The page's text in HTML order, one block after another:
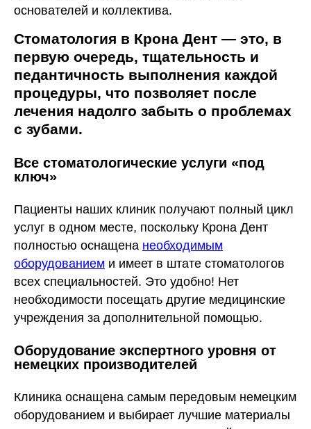
основателей и коллектива.
Стоматология в Крона Дент — это, в
первую очередь, тщательность и
педантичность выполнения каждой
процедуры, что позволяет после
лечения надолго забыть о проблемах
с зубами.
Все стоматологические услуги «под
ключ»
Пациенты наших клиник получают полный цикл
услуг в одном месте, поскольку Крона Дент
полностью оснащена необходимым
оборудованием и имеет в штате стоматологов
всех специальностей. Это удобно! Нет
необходимости посещать другие медицинские
учреждения за дополнительной помощью.
Оборудование экспертного уровня от
немецких производителей
Клиника оснащена самым передовым немецким
оборудованием и выбирает лучшие материалы